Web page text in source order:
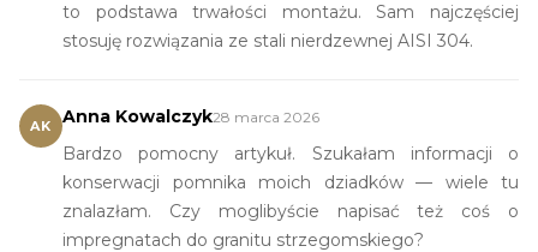
to podstawa trwałości montażu. Sam najczęściej
stosuję rozwiązania ze stali nierdzewnej AISI 304.
AK Anna Kowalczyk28 marca 2026
Bardzo pomocny artykuł. Szukałam informacji o
konserwacji pomnika moich dziadków — wiele tu
znalazłam. Czy moglibyście napisać też coś o
impregnatach do granitu strzegomskiego?